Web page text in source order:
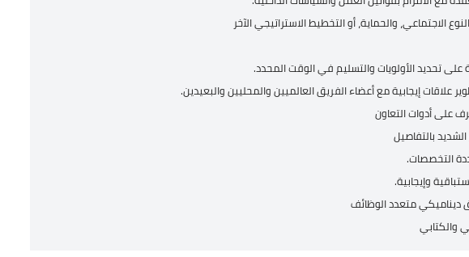
والحماية، أو التخطيط الاستراتيجي الآخر
تحديد الأولويات والتسليم في الوقت المحدد.
علاقات إيجابية مع أعضاء الفريق العالميين والمحليين والبعيدين.
بالتفاصيل
التخصصات.
وإيجابية.
متعدد الوظائف
والكتابي